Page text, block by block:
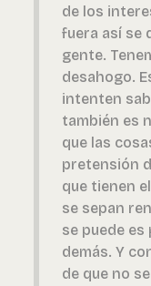
de los
fuera así se
gente.
desahogo.
intenten
también es
que las
pretensión
que tienen
se sepan
se puede
demás. Y
de que no